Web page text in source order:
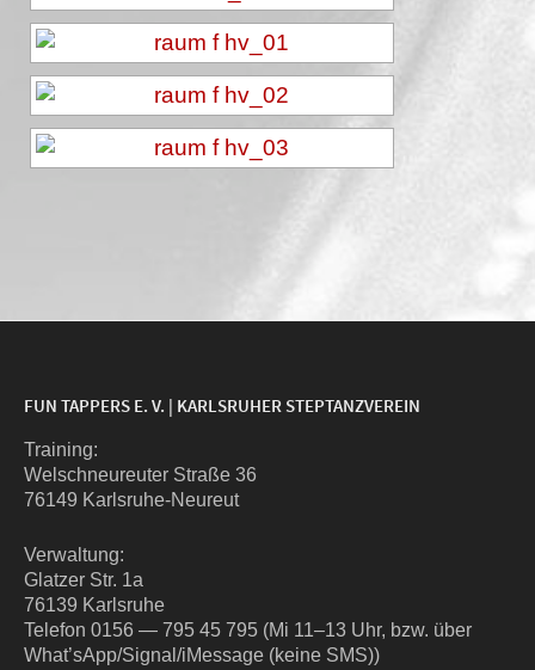
FUN TAPPERS E. V. | KARLSRUHER STEPTANZVEREIN
Trai­ning:
Wel­sch­neu­reu­ter Stra­ße 36
76149 Karlsruhe-Neureut
Ver­wal­tung:
Glat­zer Str. 1a
76139 Karlsruhe
Tele­fon 0156 — 795 45 795 (Mi 11–13 Uhr, bzw. über
What’sApp/Signal/iMessage (kei­ne SMS))